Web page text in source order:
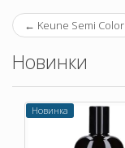
← Keune Semi Color
Новинки
Новинка